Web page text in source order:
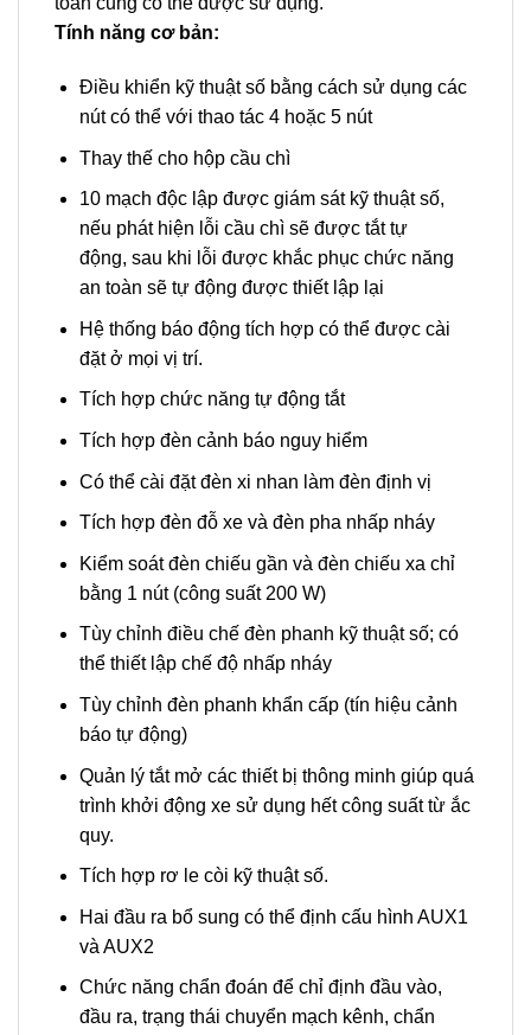
Tính năng cơ bản:
Điều khiển kỹ thuật số bằng cách sử dụng các
nút có thể với thao tác 4 hoặc 5 nút
Thay thế cho hộp cầu chì
10 mạch độc lập được giám sát kỹ thuật số,
nếu phát hiện lỗi cầu chì sẽ được tắt tự
động, sau khi lỗi được khắc phục chức năng
an toàn sẽ tự động được thiết lập lại
Hệ thống báo động tích hợp có thể được cài
đặt ở mọi vị trí.
Tích hợp chức năng tự động tắt
Tích hợp đèn cảnh báo nguy hiểm
Có thể cài đặt đèn xi nhan làm đèn định vị
Tích hợp đèn đỗ xe và đèn pha nhấp nháy
Kiểm soát đèn chiếu gần và đèn chiếu xa chỉ
bằng 1 nút (công suất 200 W)
Tùy chỉnh điều chế đèn phanh kỹ thuật số; có
thể thiết lập chế độ nhấp nháy
Tùy chỉnh đèn phanh khẩn cấp (tín hiệu cảnh
báo tự động)
Quản lý tắt mở các thiết bị thông minh giúp quá
trình khởi động xe sử dụng hết công suất từ ắc
quy.
Tích hợp rơ le còi kỹ thuật số.
Hai đầu ra bổ sung có thể định cấu hình AUX1
và AUX2
Chức năng chẩn đoán để chỉ định đầu vào,
đầu ra, trạng thái chuyển mạch kênh, chẩn